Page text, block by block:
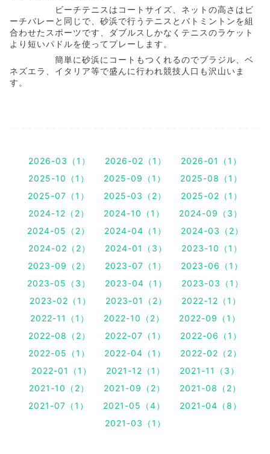
ビーチテニスはコートサイズ、ネットの高さはビ
ーチバレーと同じで、砂浜で行うテニスとバトミントンを組
合わせたスポーツです、ダブルスしかなくテニスのラケット
より短いパドルを使ってプレーします。
簡単に砂浜にコートもつくれるのでブラジル、ベ
ネズエラ、イタリア等で盛んに行われ競技人口も沢山いま
す。
2026-03（1） 2026-02（1）
2026-01（1）
2025-10（1）
2025-09（1）
2025-08（1）
2025-07（1）
2025-03（2）
2025-02（1）
2024-12（2）
2024-10（1）
2024-09（3）
2024-05（2）
2024-04（1）
2024-03（2）
2024-02（2）
2024-01（3）
2023-10（1）
2023-09（2）
2023-07（1）
2023-06（1）
2023-05（3）
2023-04（1）
2023-03（1）
2023-02（1）
2023-01（2）
2022-12（1）
2022-11（1）
2022-10（2）
2022-09（1）
2022-08（2）
2022-07（1）
2022-06（1）
2022-05（1）
2022-04（1）
2022-02（2）
2022-01（1）
2021-12（1）
2021-11（3）
2021-10（2）
2021-09（2）
2021-08（2）
2021-07（1）
2021-05（4）
2021-04（8）
2021-03（1）